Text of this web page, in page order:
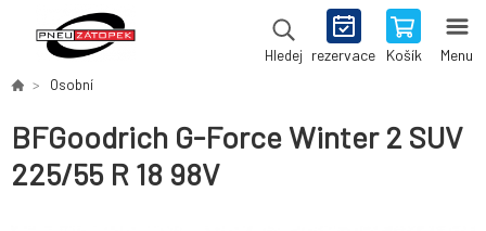
Hledej rezervace Košík Menu
Osobní
BFGoodrich G-Force Winter 2 SUV
225/55 R 18 98V